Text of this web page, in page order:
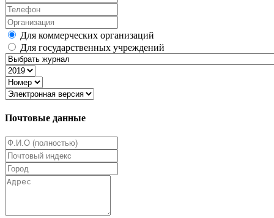
Для коммерческих организаций
Для государственных учреждений
Почтовые данные